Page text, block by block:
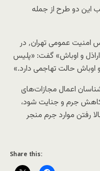
این دو طرح از جمله
با این حال علی ذوالقدری٬ رییس پلیس امنیت عمومی تهران٬ در
و اوباش» گفت: «پلیس
و اوباش حالت تهاجمی دارد.»
اعمال مجازات‌های
کاهش جرم و جنایت شود،
رفتن موارد جرم منجر
Share this: